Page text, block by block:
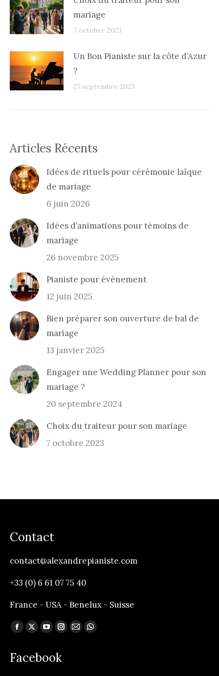
mariage
7 octobre 2023
Un Bon Pianiste sur la côte d’Azur
?
27 septembre 2023
Articles Récents
Idées de rituels pour cérémonie laïque
de mariage
6 juin 2026
Idées d’animations pour témoins de
mariage
26 novembre 2025
Pianiste pour événement
12 juin 2025
Bien préparer son ouverture de bal de
mariage
13 janvier 2025
Engager une Wedding Planner pour son
mariage ?
20 septembre 2024
Choix du traiteur pour son mariage
7 octobre 2023
Contact
contact@alexandrepianiste.com
+33 (0) 6 61 07 75 40
France - USA - Benelux - Suisse
Trouvez nous sur :
Facebook
opens
X
opens
YouTube
opens
Instagram
opens
MailWhatsapp
Facebook